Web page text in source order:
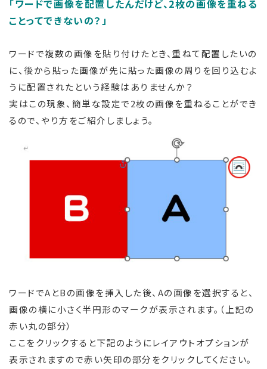
「ワードで画像を配置したんだけど、2枚の画像を重ねる
ことってできないの？」
ワードで複数の画像を貼り付けたとき、重ねて配置したいの
に、後から貼った画像が先に貼った画像の周りを回り込むよ
うに配置されたという経験はありませんか？
実はこの現象、簡単な設定で2枚の画像を重ねることができ
るので、やり方をご紹介しましょう。
ワードでAとBの画像を挿入した後、Aの画像を選択すると、
画像の横に小さく半円形のマークが表示されます。（上記の
赤い丸の部分）
ここをクリックすると下記のようにレイアウトオプションが
表示されますので赤い矢印の部分をクリックしてください。